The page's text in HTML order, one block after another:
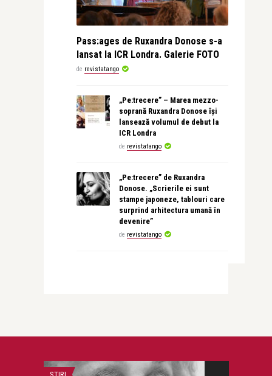
Pass:ages de Ruxandra Donose s-a
lansat la ICR Londra. Galerie FOTO
de revistatango
„Pe:trecere” – Marea mezzo-
soprană Ruxandra Donose își
lansează volumul de debut la
ICR Londra
de revistatango
„Pe:trecere” de Ruxandra
Donose. „Scrierile ei sunt
stampe japoneze, tablouri care
surprind arhitectura umană în
devenire”
de revistatango